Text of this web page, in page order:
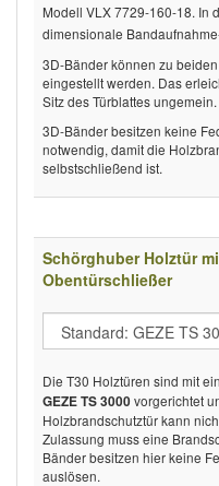
Modell VLX 7729-160-18. In
dimensionale
3D-Bänder können zu
eingestellt werden. Das
Sitz des Türblattes ungemein.
3D-Bänder besitzen keine
notwendig, damit die
selbstschließend ist.
Schörghuber Holztür
Obentürschließer
Die T30 Holztüren sind mit
GEZE TS 3000vorgerichtet
Holzbrandschutztür kann
Zulassung muss eine
Bänder besitzen hier keine
auslösen.